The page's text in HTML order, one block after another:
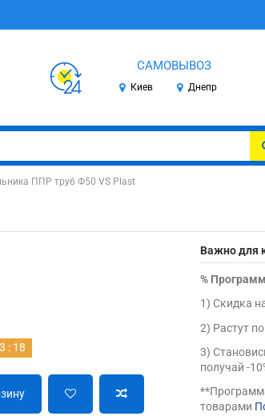
САМОВЫВОЗ
Киев Днепр
ППР труб Ф50 VS Plast
: 17
Важно для
%
1) Скидка
2) Растут
3)
получай -
товарами